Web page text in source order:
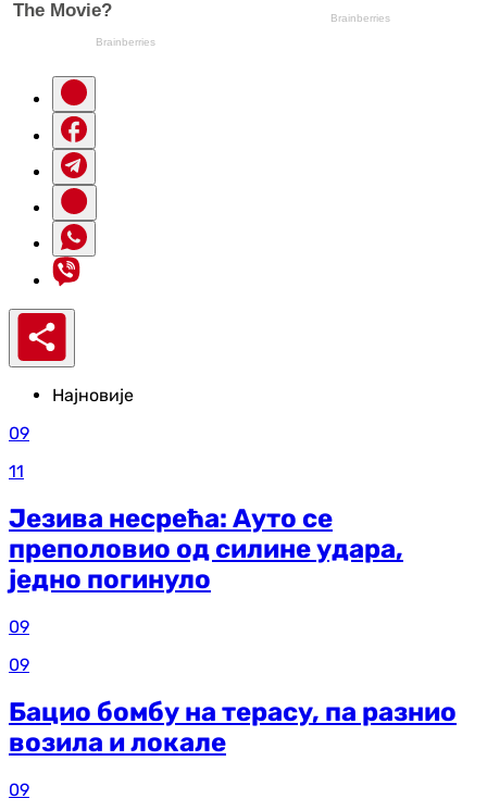
Најновије
09
11
Језива несрећа: Ауто се
преполовио од силине удара,
једно погинуло
09
09
Бацио бомбу на терасу, па разнио
возила и локале
09